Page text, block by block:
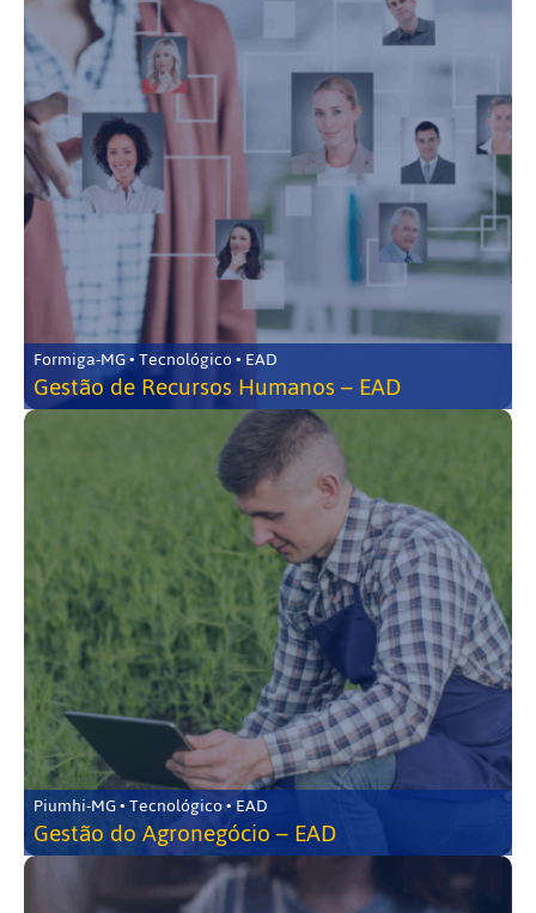
Formiga-MG • Tecnológico • EAD
Gestão de Recursos Humanos – EAD
Piumhi-MG • Tecnológico • EAD
Gestão do Agronegócio – EAD